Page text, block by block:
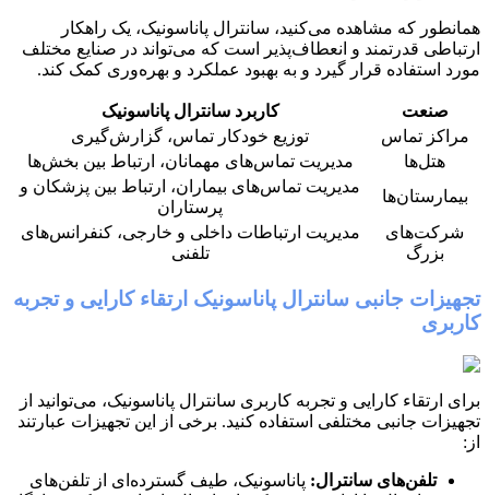
همانطور که مشاهده می‌کنید، سانترال پاناسونیک، یک راهکار
ارتباطی قدرتمند و انعطاف‌پذیر است که می‌تواند در صنایع مختلف
مورد استفاده قرار گیرد و به بهبود عملکرد و بهره‌وری کمک کند.
صنعت
کاربرد سانترال پاناسونیک
مراکز تماس
توزیع خودکار تماس، گزارش‌گیری
هتل‌ها
مدیریت تماس‌های مهمانان، ارتباط بین بخش‌ها
بیمارستان‌ها
مدیریت تماس‌های بیماران، ارتباط بین پزشکان و
پرستاران
شرکت‌های
بزرگ
مدیریت ارتباطات داخلی و خارجی، کنفرانس‌های
تلفنی
تجهیزات جانبی سانترال پاناسونیک ارتقاء کارایی و تجربه
کاربری
برای ارتقاء کارایی و تجربه کاربری سانترال پاناسونیک، می‌توانید از
تجهیزات جانبی مختلفی استفاده کنید. برخی از این تجهیزات عبارتند
از:
تلفن‌های سانترال: پاناسونیک، طیف گسترده‌ای از تلفن‌های